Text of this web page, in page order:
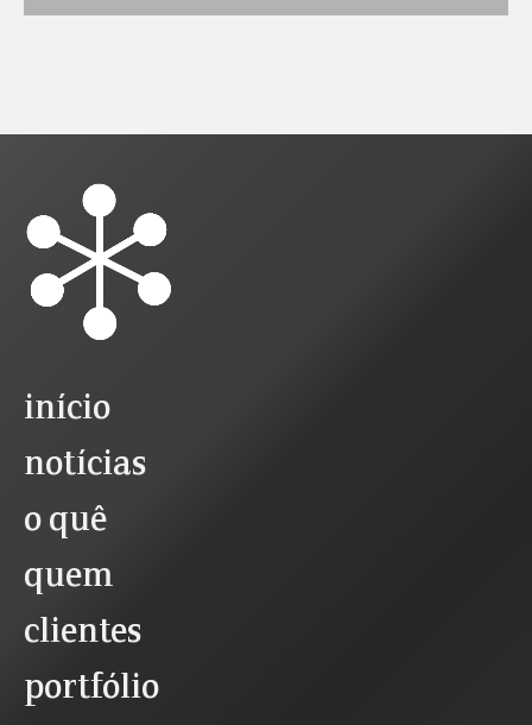
início
notícias
o quê
quem
clientes
portfólio